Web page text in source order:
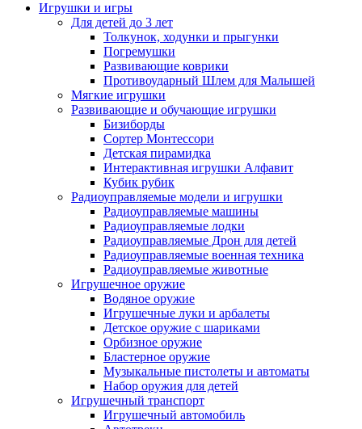
Игрушки и игры
Для детей до 3 лет
Толкунок, ходунки и прыгунки
Погремушки
Развивающие коврики
Противоударный Шлем для Малышей
Мягкие игрушки
Развивающие и обучающие игрушки
Бизиборды
Сортер Монтессори
Детская пирамидка
Интерактивная игрушки Алфавит
Кубик рубик
Радиоуправляемые модели и игрушки
Радиоуправляемые машины
Радиоуправляемые лодки
Радиоуправляемые Дрон для детей
Радиоуправляемые военная техника
Радиоуправляемые животные
Игрушечное оружие
Водяное оружие
Игрушечные луки и арбалеты
Детское оружие с шариками
Орбизное оружие
Бластерное оружие
Музыкальные пистолеты и автоматы
Набор оружия для детей
Игрушечный транспорт
Игрушечный автомобиль